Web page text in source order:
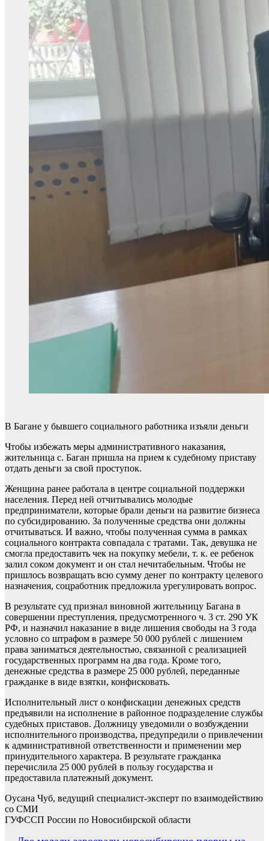
В Багане у бывшего социального работника изъяли деньги
Чтобы избежать меры административного наказания,
жительница с. Баган пришла на прием к судебному приставу
отдать деньги за свой проступок.
Женщина ранее работала в центре социальной поддержки
населения. Перед ней отчитывались молодые
предприниматели, которые брали деньги на развитие бизнеса
по субсидированию. За полученные средства они должны
отчитываться. И важно, чтобы полученная сумма в рамках
социального контракта совпадала с тратами. Так, девушка не
смогла предоставить чек на покупку мебели, т. к. ее ребенок
залил соком документ и он стал нечитабельным. Чтобы не
пришлось возвращать всю сумму денег по контракту целевого
назначения, соцработник предложила урегулировать вопрос.
В результате суд признал виновной жительницу Багана в
совершении преступления, предусмотренного ч. 3 ст. 290 УК
РФ, и назначил наказание в виде лишения свободы на 3 года
условно со штрафом в размере 50 000 рублей с лишением
права заниматься деятельностью, связанной с реализацией
государственных программ на два года. Кроме того,
денежные средства в размере 25 000 рублей, переданные
гражданке в виде взятки, конфисковать.
Исполнительный лист о конфискации денежных средств
предъявили на исполнение в районное подразделение службы
судебных приставов. Должницу уведомили о возбуждении
исполнительного производства, предупредили о привлечении
к административной ответственности и применении мер
принудительного характера. В результате гражданка
перечислила 25 000 рублей в пользу государства и
предоставила платежный документ.
Оусана Чуб, ведущий специалист-эксперт по взаимодействию
со СМИ
ГУФССП России по Новосибирской области